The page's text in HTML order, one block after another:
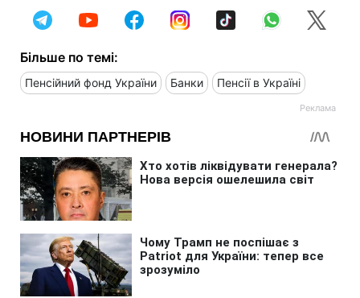
Більше по темі:
Пенсійний фонд України Банки Пенсії в Україні